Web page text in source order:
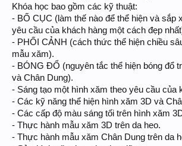
Khóa học bao gồm các kỹ thuật:
- BỐ CỤC (làm thế nào để thể hiện và sắp
yêu cầu của khách hàng một cách đẹp
- PHỐI CẢNH (cách thức thể hiện chiều
mẫu xăm).
- BÓNG ĐỔ (nguyên tắc thể hiện bóng đổ
và Chân Dung).
- Sáng tạo một hình xăm theo yêu cầu của
- Các kỹ năng thể hiện hình xăm 3D và
- Các cấp độ màu sáng tối trên hình xăm
- Thực hành mẫu xăm 3D trên da heo.
- Thực hành mẫu xăm Chân Dung trên da